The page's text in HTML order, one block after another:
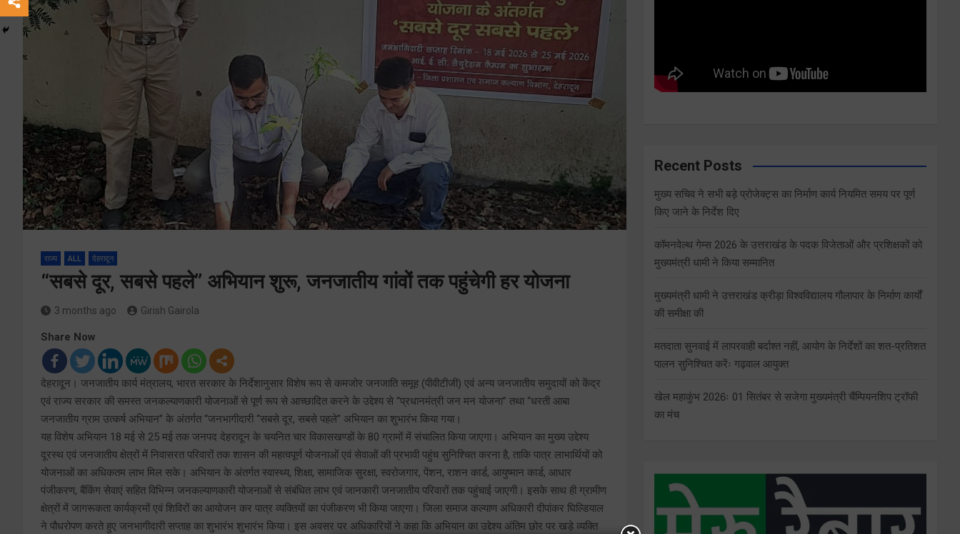
राज्य ALL देहरादून
“सबसे दूर, सबसे पहले” अभियान शुरू, जनजातीय गांवों तक पहुंचेगी हर योजना
3 months ago Girish Gairola
Share Now
देहरादून। जनजातीय कार्य मंत्रालय, भारत सरकार के निर्देशानुसार विशेष रूप से कमजोर जनजाति समूह (पीवीटीजी) एवं अन्य जनजातीय समुदायों को केंद्र
एवं राज्य सरकार की समस्त जनकल्याणकारी योजनाओं से पूर्ण रूप से आच्छादित करने के उद्देश्य से “प्रधानमंत्री जन मन योजना” तथा “धरती आबा
जनजातीय ग्राम उत्कर्ष अभियान” के अंतर्गत “जनभागीदारी ‘‘सबसे दूर, सबसे पहले” अभियान का शुभारंभ किया गया।
यह विशेष अभियान 18 मई से 25 मई तक जनपद देहरादून के चयनित चार विकासखण्डों के 80 ग्रामों में संचालित किया जाएगा। अभियान का मुख्य उद्देश्य
दूरस्थ एवं जनजातीय क्षेत्रों में निवासरत परिवारों तक शासन की महत्वपूर्ण योजनाओं एवं सेवाओं की प्रभावी पहुंच सुनिश्चित करना है, ताकि पात्र लाभार्थियों को
योजनाओं का अधिकतम लाभ मिल सके। अभियान के अंतर्गत स्वास्थ्य, शिक्षा, सामाजिक सुरक्षा, स्वरोजगार, पेंशन, राशन कार्ड, आयुष्मान कार्ड, आधार
पंजीकरण, बैंकिंग सेवाएं सहित विभिन्न जनकल्याणकारी योजनाओं से संबंधित लाभ एवं जानकारी जनजातीय परिवारों तक पहुंचाई जाएगी। इसके साथ ही ग्रामीण
क्षेत्रों में जागरूकता कार्यक्रमों एवं शिविरों का आयोजन कर पात्र व्यक्तियों का पंजीकरण भी किया जाएगा। जिला समाज कल्याण अधिकारी दीपांकर घिल्डियाल
ने पौधरोपण करते हुए जनभागीदारी सप्ताह का शुभारंभ शुभारंभ किया। इस अवसर पर अधिकारियों ने कहा कि अभियान का उद्देश्य अंतिम छोर पर खड़े व्यक्ति
Recent Posts
मुख्य सचिव ने सभी बड़े प्रोजेक्ट्स का निर्माण कार्य नियमित समय पर पूर्ण
किए जाने के निर्देश दिए
कॉमनवेल्थ गेम्स 2026 के उत्तराखंड के पदक विजेताओं और प्रशिक्षकों को
मुख्यमंत्री धामी ने किया सम्मानित
मुख्यमंत्री धामी ने उत्तराखंड क्रीड़ा विश्वविद्यालय गौलापार के निर्माण कार्यों
की समीक्षा की
मतदाता सुनवाई में लापरवाही बर्दाश्त नहीं, आयोग के निर्देशों का शत-प्रतिशत
पालन सुनिश्चित करेंः गढ़वाल आयुक्त
खेल महाकुंभ 2026ः 01 सितंबर से सजेगा मुख्यमंत्री चैंम्पियनशिप ट्रॉफी
का मंच